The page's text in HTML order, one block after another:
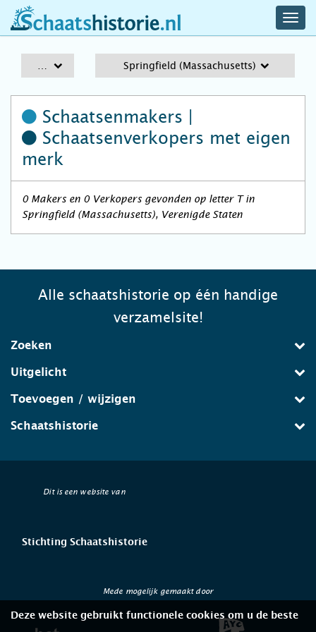
schaatshistorie.nl
Springfield (Massachusetts)
Schaatsenmakers |
Schaatsenverkopers met eigen
merk
0 Makers en 0 Verkopers gevonden op letter T in
Springfield (Massachusetts), Verenigde Staten
Alle schaatshistorie op één handige
verzamelsite!
Zoeken
Uitgelicht
Toevoegen / wijzigen
Schaatshistorie
Dit is een website van
Stichting Schaatshistorie
Mede mogelijk gemaakt door
Deze website gebruikt functionele cookies om u de beste